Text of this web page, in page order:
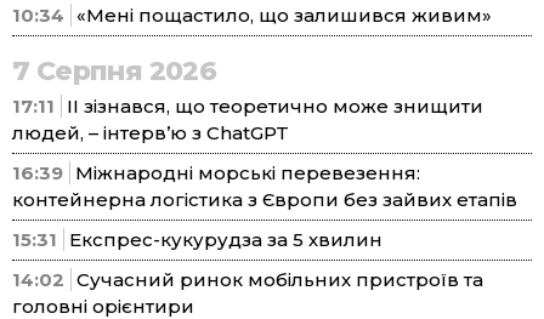
10:34
«Мені пощастило, що залишився живим»
7 Серпня 2026
17:11
ІІ зізнався, що теоретично може знищити
людей, – інтерв’ю з ChatGPT
16:39 Міжнародні морські перевезення:
контейнерна логістика з Європи без зайвих етапів
15:31
Експрес-кукурудза за 5 хвилин
14:02 Сучасний ринок мобільних пристроїв та
головні орієнтири